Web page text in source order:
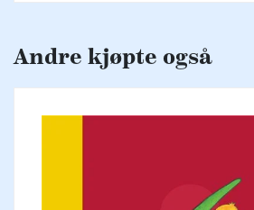
Andre kjøpte også